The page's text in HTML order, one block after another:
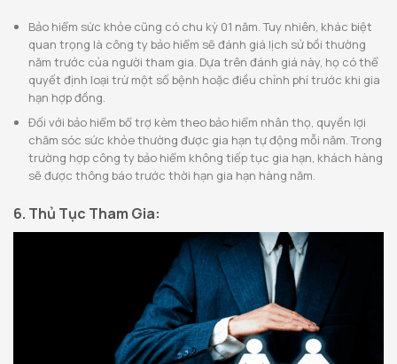
Bảo hiểm sức khỏe cũng có chu kỳ 01 năm. Tuy nhiên, khác biệt
quan trọng là công ty bảo hiểm sẽ đánh giá lịch sử bồi thường
năm trước của người tham gia. Dựa trên đánh giá này, họ có thể
quyết định loại trừ một số bệnh hoặc điều chỉnh phí trước khi gia
hạn hợp đồng.
Đối với bảo hiểm bổ trợ kèm theo bảo hiểm nhân thọ, quyền lợi
chăm sóc sức khỏe thường được gia hạn tự động mỗi năm. Trong
trường hợp công ty bảo hiểm không tiếp tục gia hạn, khách hàng
sẽ được thông báo trước thời hạn gia hạn hàng năm.
6. Thủ Tục Tham Gia: